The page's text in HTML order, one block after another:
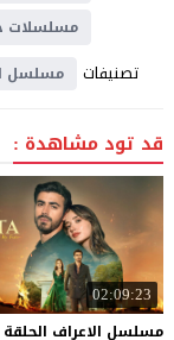
مسلسلات
تصنيفات مسلسل
قد تود مشاهدة :
02:09:23
مسلسل الاعراف الحلقة